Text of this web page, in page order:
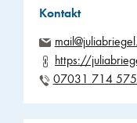
Kontakt
https://
07031 714